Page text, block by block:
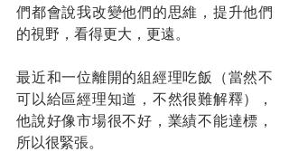
們都會說我改變他們的思維，提升他們
的視野，看得更大，更遠。
最近和一位離開的組經理吃飯（當然不
可以給區經理知道，不然很難解釋），
他說好像市場很不好，業績不能達標，
所以很緊張。